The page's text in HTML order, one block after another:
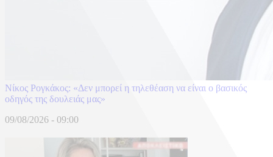
Νίκος Ρογκάκος: «Δεν μπορεί η τηλεθέαση να είναι ο βασικός
οδηγός της δουλειάς μας»
09/08/2026 - 09:00